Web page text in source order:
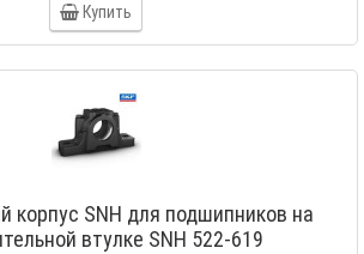
Купить
корпус SNH для подшипников на
втулке SNH 522-619